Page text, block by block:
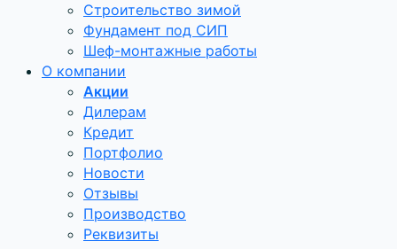
Строительство зимой
Фундамент под СИП
Шеф-монтажные работы
О компании
Акции
Дилерам
Кредит
Портфолио
Новости
Отзывы
Производство
Реквизиты